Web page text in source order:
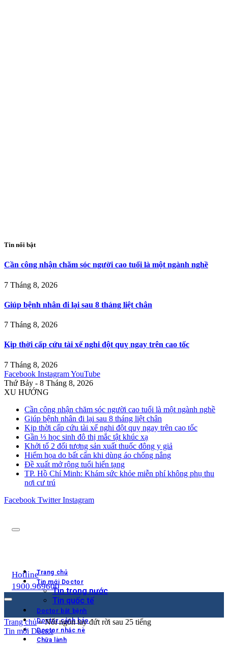
Tin nổi bật
Cần công nhận chăm sóc người cao tuổi là một ngành nghề
7 Tháng 8, 2026
Giúp bệnh nhân đi lại sau 8 tháng liệt chân
7 Tháng 8, 2026
Kịp thời cấp cứu tài xế nghi đột quỵ ngay trên cao tốc
7 Tháng 8, 2026
Facebook InstagramYouTube
Thứ Bảy - 8 Tháng 8, 2026
XU HƯỚNG
Cần công nhận chăm sóc người cao tuổi là một ngành nghề
Giúp bệnh nhân đi lại sau 8 tháng liệt chân
Kịp thời cấp cứu tài xế nghi đột quỵ ngay trên cao tốc
Gần ⅓ học sinh đô thị mắc tật khúc xạ
Khởi tố 2 đối tượng sản xuất thuốc đông y giả
Hiểm họa do bất cẩn khi dùng áo chống nắng
Đề xuất mở rộng tuổi hiến tạng
TP. Hồ Chí Minh: Khám sức khỏe miễn phí không phụ thu
nơi cư trú
Facebook Twitter Instagram
Trang chủ
Tin mới Doctor
Tin trong nước
Tin quốc tế
Doctor bắt bệnh
Doctor cảnh báo
Doctor nhắc nè
Chữa lành
Hotline
1900.969600
Trang chủ»Nối ngón tay đứt rời sau 25 tiếng
Tin mới Doctor